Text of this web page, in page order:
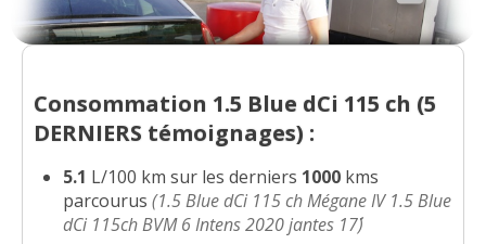
18/20
(0 )
31000km 20(0 )
1.5 Blue dCi 115 ch
Consommation 1.5 Blue dCi 115 ch (5
DERNIERS témoignages) :
5.1 L/100 km sur les derniers 1000 kms
parcourus(1.5 Blue dCi 115 ch Mégane IV 1.5 Blue
dCi 115ch BVM 6 Intens 2020 jantes 17´´)